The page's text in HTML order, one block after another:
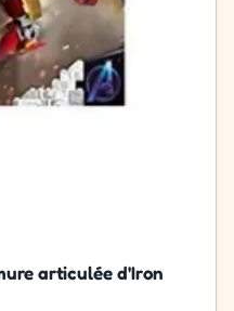
articulée d'Iron